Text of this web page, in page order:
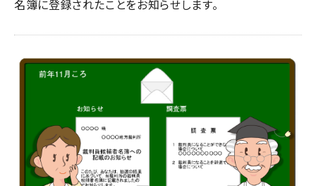
名簿に登録されたことをお知らせします。